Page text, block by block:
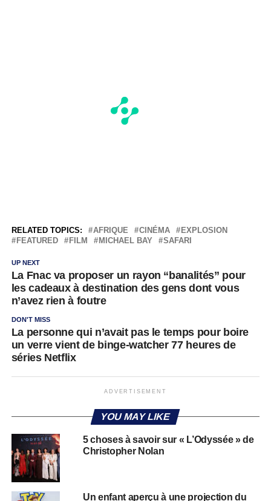
RELATED TOPICS: AFRIQUE CINÉMA
EXPLOSION
FEATURED
FILM MICHAEL BAY SAFARI
UP NEXT
La Fnac va proposer un rayon “banalités” pour
les cadeaux à destination des gens dont vous
n’avez rien à foutre
DON'T MISS
La personne qui n’avait pas le temps pour boire
un verre vient de binge-watcher 77 heures de
séries Netflix
ADVERTISEMENT
YOU MAY LIKE
5 choses à savoir sur « L’Odyssée » de
Christopher Nolan
Un enfant aperçu à une projection du